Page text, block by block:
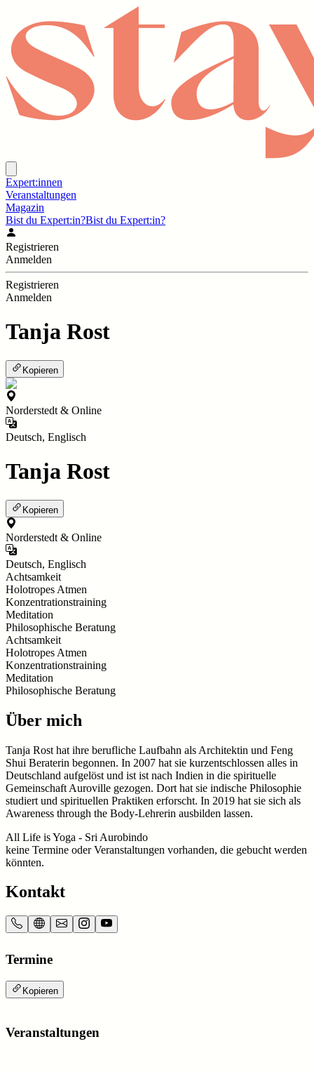
Expert:innen
Veranstaltungen
Magazin
Bist du Expert:in?Bist du Expert:in?
Registrieren
Anmelden
Registrieren
Anmelden
Tanja Rost
Kopieren
Norderstedt & Online
Deutsch, Englisch
Tanja Rost
Kopieren
Norderstedt & Online
Deutsch, Englisch
Achtsamkeit
Holotropes Atmen
Konzentrationstraining
Meditation
Philosophische Beratung
Achtsamkeit
Holotropes Atmen
Konzentrationstraining
Meditation
Philosophische Beratung
Über mich
Tanja Rost hat ihre berufliche Laufbahn als Architektin und Feng
Shui Beraterin begonnen. In 2007 hat sie kurzentschlossen alles in
Deutschland aufgelöst und ist ist nach Indien in die spirituelle
Gemeinschaft Auroville gezogen. Dort hat sie indische Philosophie
studiert und spirituellen Praktiken erforscht. In 2019 hat sie sich als
Awareness through the Body-Lehrerin ausbilden lassen.
All Life is Yoga - Sri Aurobindo
keine Termine oder Veranstaltungen vorhanden, die gebucht werden
könnten.
Kontakt
Termine
Kopieren
Veranstaltungen